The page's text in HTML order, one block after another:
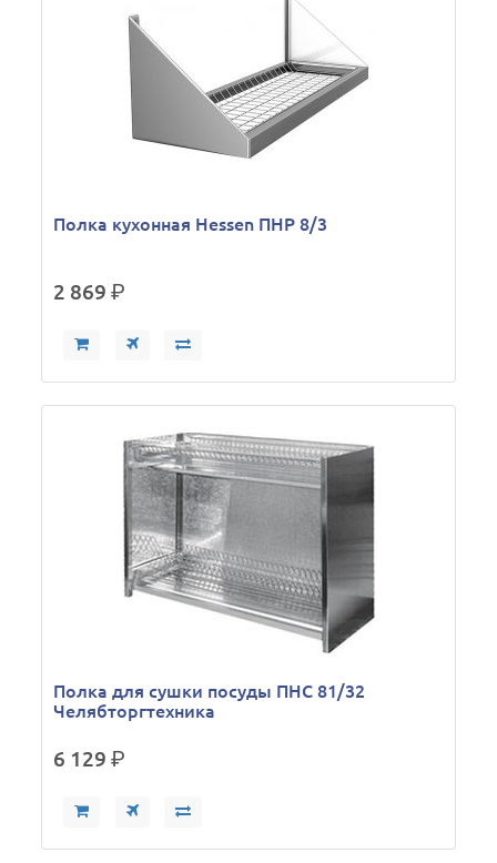
Полка кухонная Hessen ПНР 8/3
2 869р.
Полка для сушки посуды ПНС 81/32
Челябторгтехника
6 129р.